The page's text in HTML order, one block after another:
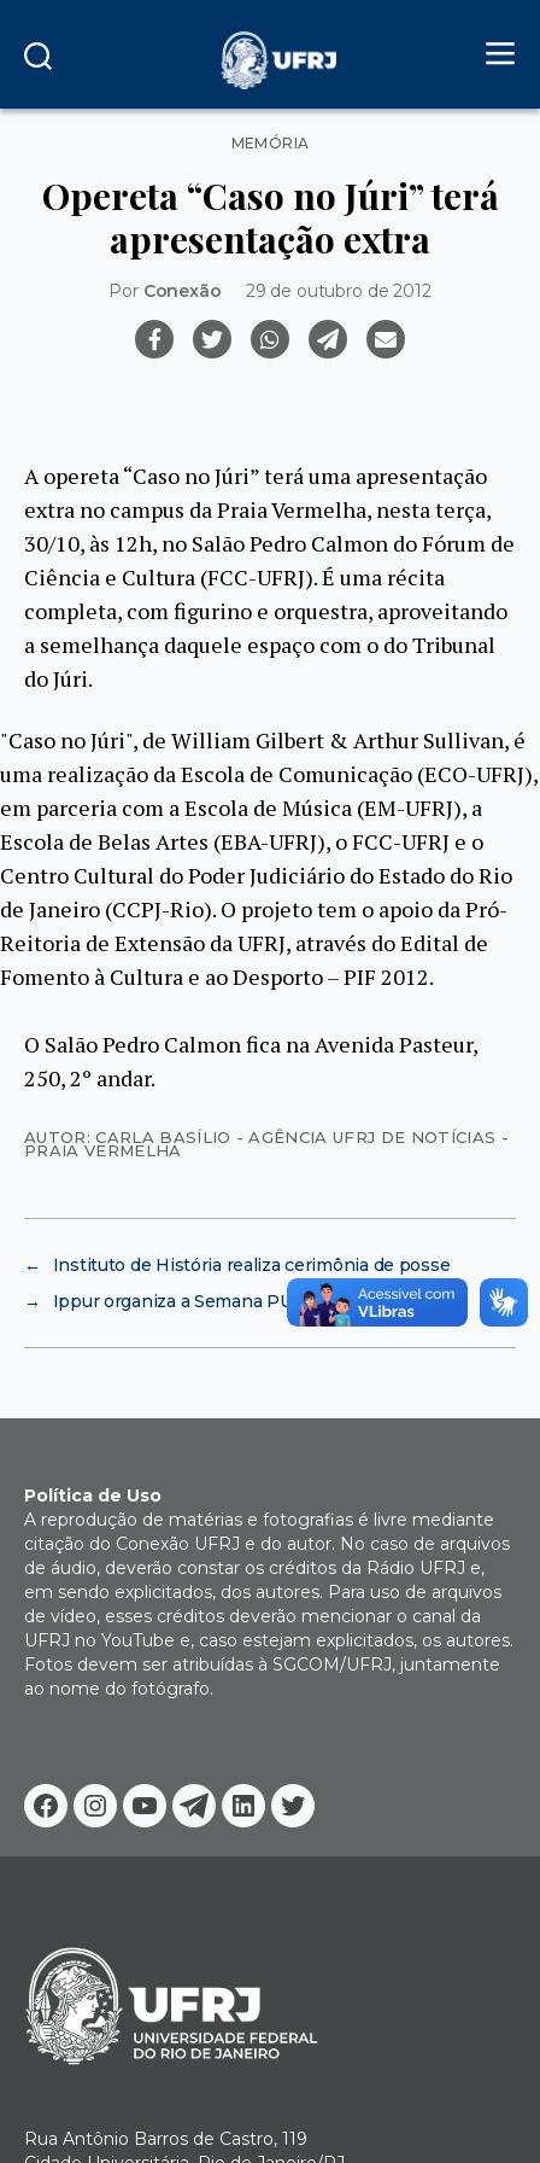
Categorias
MEMÓRIA
Opereta “Caso no Júri” terá
apresentação extra
Por Conexão 29 de outubro de 2012
A opereta “Caso no Júri” terá uma apresentação
extra no campus da Praia Vermelha, nesta terça,
30/10, às 12h, no Salão Pedro Calmon do Fórum de
Ciência e Cultura (FCC-UFRJ). É uma récita
completa, com figurino e orquestra, aproveitando
a semelhança daquele espaço com o do Tribunal
do Júri.
"Caso no Júri", de William Gilbert & Arthur Sullivan, é
uma realização da Escola de Comunicação (ECO-UFRJ),
em parceria com a Escola de Música (EM-UFRJ), a
Escola de Belas Artes (EBA-UFRJ), o FCC-UFRJ e o
Centro Cultural do Poder Judiciário do Estado do Rio
de Janeiro (CCPJ-Rio). O projeto tem o apoio da Pró-
Reitoria de Extensão da UFRJ, através do Edital de
Fomento à Cultura e ao Desporto – PIF 2012.
O Salão Pedro Calmon fica na Avenida Pasteur,
250, 2º andar.
AUTOR: CARLA BASÍLIO - AGÊNCIA UFRJ DE NOTÍCIAS -
PRAIA VERMELHA
←
Instituto de História realiza cerimônia de posse
→
Ippur organiza a Semana PUR
Facebook
Instagram
YoutubeTelegram
Linkedin
Twitter
Política de Uso
A reprodução de matérias e fotografias é livre mediante
citação do Conexão UFRJ e do autor. No caso de arquivos
de áudio, deverão constar os créditos da Rádio UFRJ e,
em sendo explicitados, dos autores. Para uso de arquivos
de vídeo, esses créditos deverão mencionar o canal da
UFRJ no YouTube e, caso estejam explicitados, os autores.
Fotos devem ser atribuídas à SGCOM/UFRJ, juntamente
ao nome do fotógrafo.
Rua Antônio Barros de Castro, 119